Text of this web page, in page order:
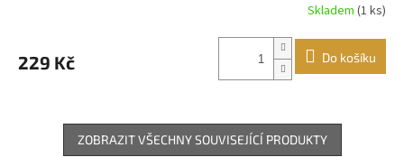
Skladem (1 ks)
229 Kč Do košíku
ZOBRAZIT VŠECHNY SOUVISEJÍCÍ PRODUKTY